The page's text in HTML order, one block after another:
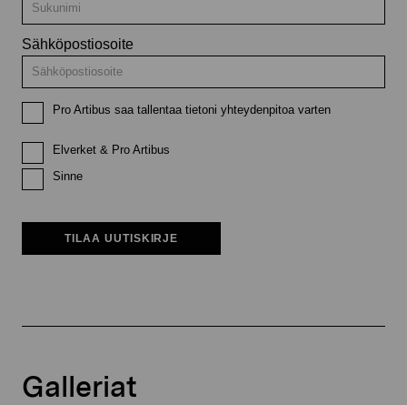
Sähköpostiosoite
Pro Artibus saa tallentaa tietoni yhteydenpitoa varten
Elverket & Pro Artibus
Sinne
TILAA UUTISKIRJE
Galleriat